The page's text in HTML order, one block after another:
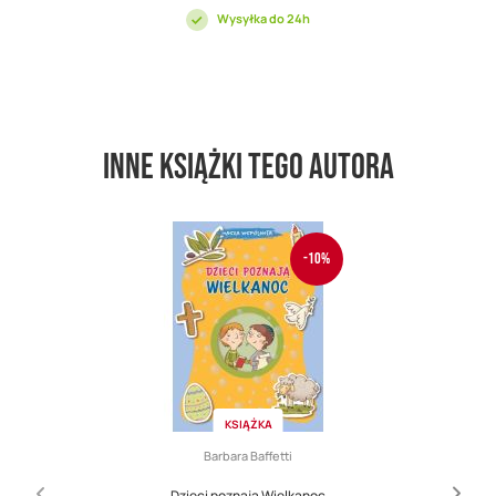
Wysyłka do 24h
Inne książki tego autora
-10%
KSIĄŻKA
Barbara Baffetti